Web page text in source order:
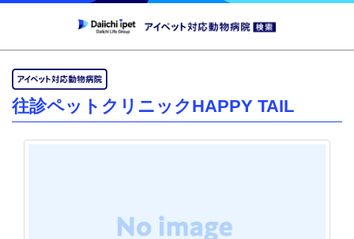
往診ペットクリニックHAPPY TAIL